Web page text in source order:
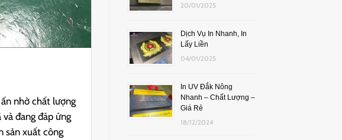
nhờ chất lượng
đang đáp ứng
sản xuất công
20/01/2025
Dịch Vụ In Nhanh, In
Lấy Liền
04/01/2025
In UV Đắk Nông
Nhanh – Chất Lượng –
Giá Rẻ
18/12/2024